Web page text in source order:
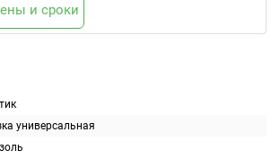
универсальная
и сроки